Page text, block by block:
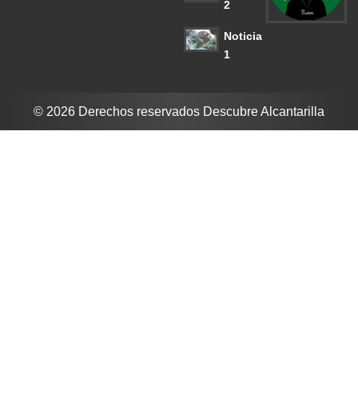
2
Noticia
1
© 2026 Derechos reservados Descubre Alcantarilla